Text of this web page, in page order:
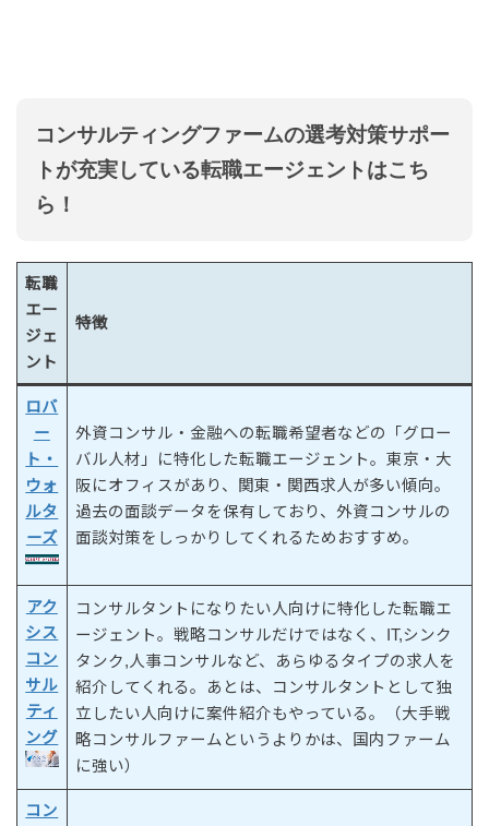
コンサルティングファームの選考対策サポー
トが充実している転職エージェントはこち
ら！
転職
エー
ジェ
ント
特徴
ロバ
ー
ト・
ウォ
ルタ
ーズ
外資コンサル・金融への転職希望者などの「グロー
バル人材」に特化した転職エージェント。東京・大
阪にオフィスがあり、関東・関西求人が多い傾向。
過去の面談データを保有しており、外資コンサルの
面談対策をしっかりしてくれるためおすすめ。
アク
シス
コン
サル
ティ
ング
コンサルタントになりたい人向けに特化した転職エ
ージェント。戦略コンサルだけではなく、IT,シンク
タンク,人事コンサルなど、あらゆるタイプの求人を
紹介してくれる。あとは、コンサルタントとして独
立したい人向けに案件紹介もやっている。（大手戦
略コンサルファームというよりかは、国内ファーム
に強い）
コン